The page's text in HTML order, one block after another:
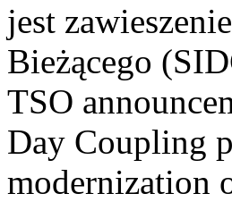
jest
Bieżącego
TSO
Day Coupling
modernization